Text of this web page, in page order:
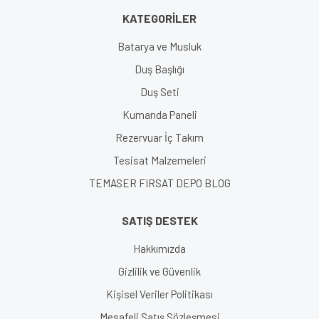
KATEGORİLER
Batarya ve Musluk
Duş Başlığı
Duş Seti
Kumanda Paneli
Rezervuar İç Takım
Tesisat Malzemeleri
TEMASER FIRSAT DEPO BLOG
SATIŞ DESTEK
Hakkımızda
Gizlilik ve Güvenlik
Kişisel Veriler Politikası